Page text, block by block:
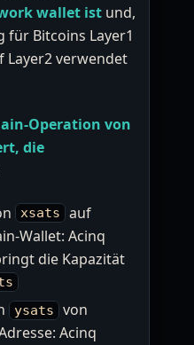
wallet ist und,
Bitcoins Layer1
Layer2 verwendet
Operation von
die
xsats
auf
Wallet: Acinq
die Kapazität
ysats
von
Acinq